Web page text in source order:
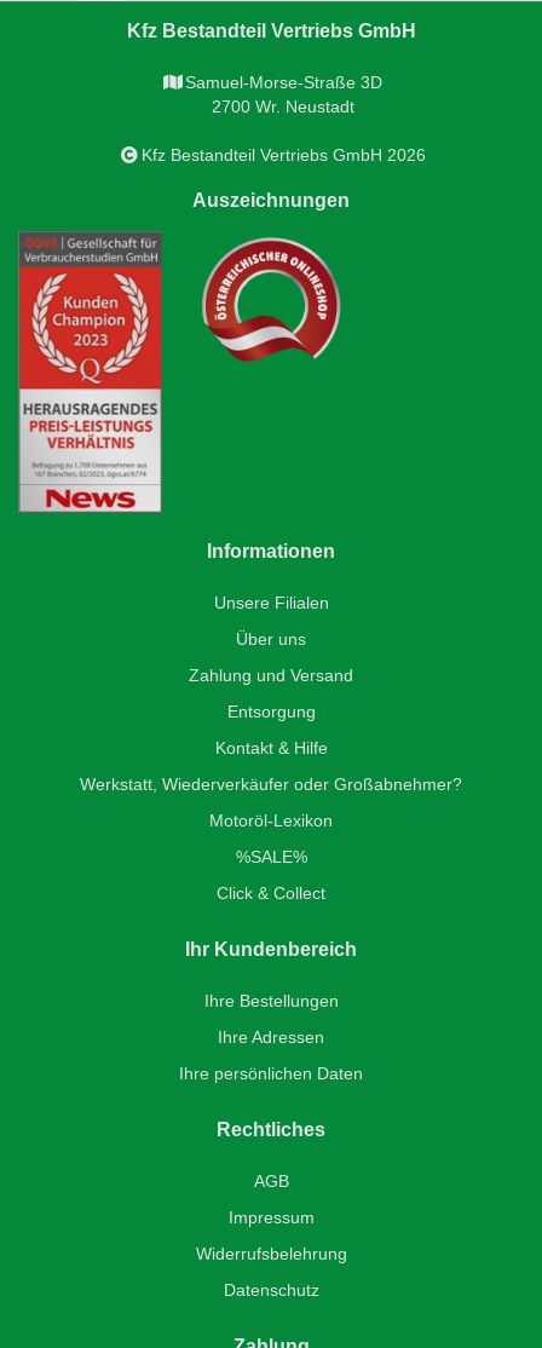
Kfz Bestandteil Vertriebs GmbH
Samuel-Morse-Straße 3D
2700 Wr. Neustadt
Kfz Bestandteil Vertriebs GmbH 2026
Auszeichnungen
Informationen
Unsere Filialen
Über uns
Zahlung und Versand
Entsorgung
Kontakt & Hilfe
Werkstatt, Wiederverkäufer oder Großabnehmer?
Motoröl-Lexikon
%SALE%
Click & Collect
Ihr Kundenbereich
Ihre Bestellungen
Ihre Adressen
Ihre persönlichen Daten
Rechtliches
AGB
Impressum
Widerrufsbelehrung
Datenschutz